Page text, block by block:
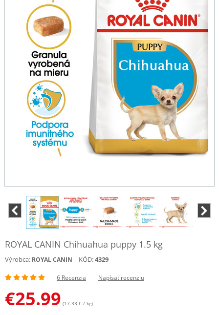
ROYAL CANIN Chihuahua puppy 1.5 kg
Výrobca: ROYAL CANIN KÓD:4329
6 Recenzia Napísať recenziu
€25.99 (17.33 € / kg)